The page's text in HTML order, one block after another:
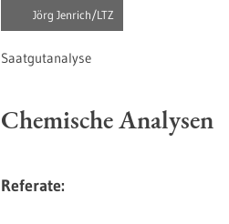
Jörg Jenrich/LTZ
Saatgutanalyse
Chemische Analysen
Referate: